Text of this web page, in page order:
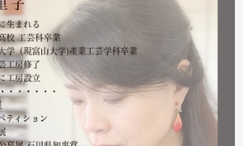
れほどの被害もなく、ただいま通常の
。配送につきましても金沢から発送す
問題ありませんのでご安心ください。
配をおかけしており心苦しいばかりで
とも紅里工房をどうぞよろしくお願い
嶋絵里子